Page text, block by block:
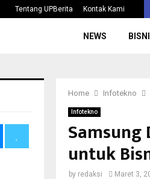
Tentang UPBerita Kontak Kami
NEWS
Home Infotekno
Infotekno
untuk
by redaksi Maret 3,